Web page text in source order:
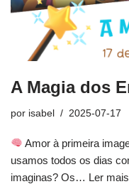
A Magia dos
por isabel 2025-07-17
Amor à primeira
usamos todos os dias
imaginas? Os… Ler